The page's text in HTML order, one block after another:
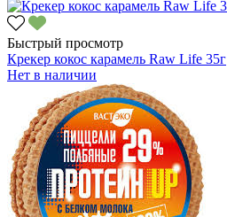
Быстрый просмотр
Крекер кокос карамель Raw Life 35г
Нет в наличии